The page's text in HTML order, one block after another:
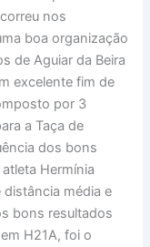
nos
boa organização
de Aguiar da Beira
excelente fim de
por 3
a Taça de
dos bons
Hermínia
média e
bons resultados
H21A, foi o